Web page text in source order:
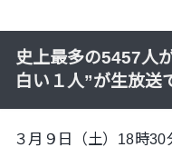
史上最多の5457人
白い１人”が生放送
３月９日（土）18時